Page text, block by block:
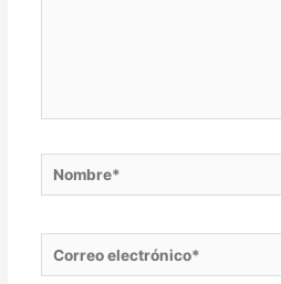
Nombre*
Correo
electrónico*